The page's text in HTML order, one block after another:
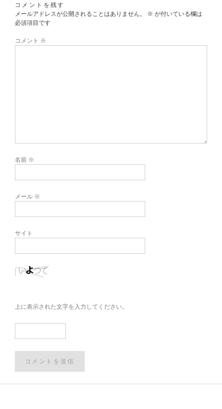
コメントを残す
メールアドレスが公開されることはありません。
※ が付いている欄は
必須項目です
コメント ※
名前 ※
メール ※
サイト
上に表示された文字を入力してください。